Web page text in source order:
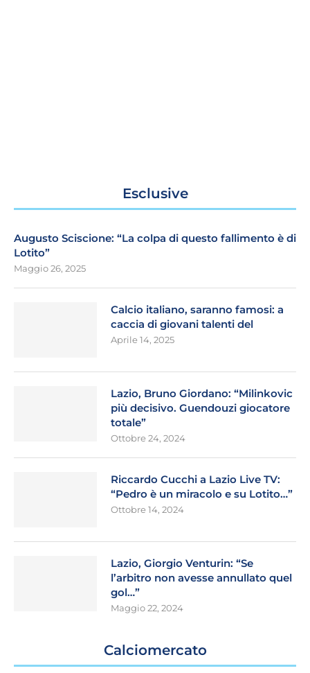
Esclusive
Augusto Sciscione: “La colpa di questo fallimento è di
Lotito”
Maggio 26, 2025
Calcio italiano, saranno famosi: a
caccia di giovani talenti del
Aprile 14, 2025
Lazio, Bruno Giordano: “Milinkovic
più decisivo. Guendouzi giocatore
totale”
Ottobre 24, 2024
Riccardo Cucchi a Lazio Live TV:
“Pedro è un miracolo e su Lotito…”
Ottobre 14, 2024
Lazio, Giorgio Venturin: “Se
l’arbitro non avesse annullato quel
gol…”
Maggio 22, 2024
Calciomercato